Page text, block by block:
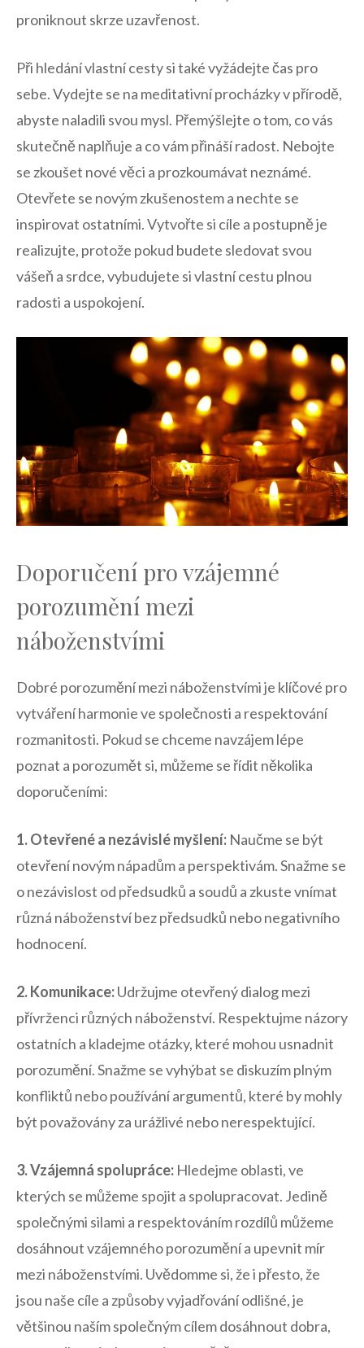
⁤proniknout ⁢skrze uzavřenost.
Při hledání vlastní cesty‌ si⁢ také‌ vyžádejte ⁣čas pro
sebe. Vydejte se​ na ⁣meditativní procházky v přírodě,
abyste naladili⁢ svou mysl. Přemýšlejte ⁣o tom, co ⁣vás⁢
skutečně naplňuje a co vám přináší ⁢radost. Nebojte
se zkoušet nové​ věci a prozkoumávat neznámé.​
Otevřete se novým zkušenostem a nechte se
⁤inspirovat ‌ostatními. Vytvořte⁣ si cíle a postupně ‍je
realizujte, protože ⁢pokud budete sledovat svou
vášeň ‌a srdce, ‌vybudujete si vlastní ‍cestu ⁤plnou
radosti a uspokojení.
Doporučení⁤ pro ​vzájemné
porozumění mezi​
náboženstvími
Dobré ‍porozumění mezi ‍náboženstvími je klíčové pro
vytváření harmonie ve společnosti a respektování
rozmanitosti.‌ Pokud se ⁤chceme navzájem lépe‍
poznat ⁤a porozumět ​si, můžeme se řídit několika
doporučeními:
1. Otevřené a nezávislé myšlení: Naučme⁤ se být​
otevření novým nápadům a perspektivám. ‌Snažme se
o nezávislost od předsudků a soudů a zkuste vnímat⁣
různá náboženství⁤ bez předsudků ⁢nebo negativního⁢
hodnocení.
2.⁢ Komunikace:Udržujme‍ otevřený dialog mezi
přívrženci různých náboženství. ‌Respektujme⁢ názory
ostatních a kladejme otázky, které mohou ‍usnadnit
‍porozumění.⁤ Snažme se ‌vyhýbat se ​diskuzím plným
konfliktů nebo ​používání ⁣argumentů, které ​by mohly
být považovány za urážlivé ⁢nebo nerespektující.
3. Vzájemná spolupráce: Hledejme⁤ oblasti, ve⁢
kterých se⁤ můžeme spojit a spolupracovat. Jedině
společnými ⁤silami a respektováním rozdílů můžeme
dosáhnout vzájemného porozumění a upevnit mír
‌mezi náboženstvími. Uvědomme si, že i přesto, že
jsou ‍naše cíle a způsoby vyjadřování ​odlišné, je
většinou​ naším‍ společným cílem dosáhnout‌ dobra,